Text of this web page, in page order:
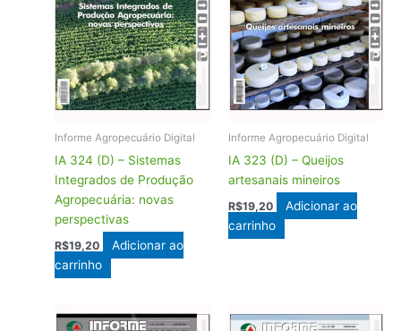
Informe Agropecuário Digital
IA 324 (D) – Sistemas
Integrados de Produção
Agropecuária: novas
perspectivas
R$19,20
Adicionar ao
carrinho
Informe Agropecuário Digital
IA 323 (D) – Queijos
artesanais mineiros
R$19,20
Adicionar ao
carrinho